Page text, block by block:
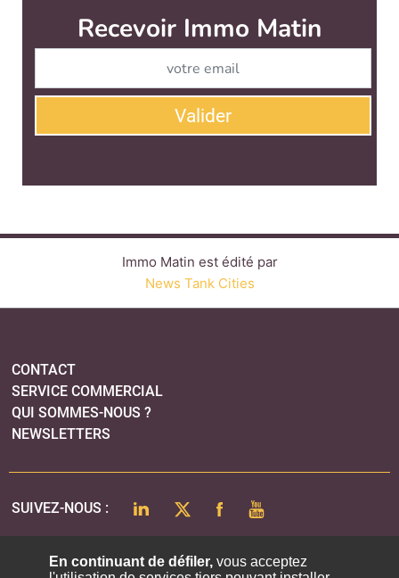
Recevoir Immo Matin
Valider
Immo Matin est édité par
News Tank Cities
CONTACT
SERVICE COMMERCIAL
QUI SOMMES-NOUS ?
NEWSLETTERS
SUIVEZ-NOUS : LINKEDINTWITTERFACEBOOK
YOUTUBE
En continuant de défiler,vous acceptez